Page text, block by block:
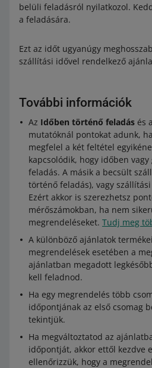
belüli feladásról nyilatkozol.
a feladására.
Ezt az időt ugyanúgy
szállítási idővel rendelkező
További információk
Az Időben történő feladás és a
mutatóknál pontokat adunk,
megfelel a két feltétel
kapcsolódik, hogy időben
feladás. A másik a becsült
történő feladás), vagy
Ezért akkor is szerezhetsz
mérőszámokban, ha nem
megrendeléseket. Tudj meg
A különböző ajánlatok
megrendelések esetében a
ajánlatban megadott
kell feladnod.
Ha egy megrendelés több
időpontjának az első csomag
tekintjük.
Ha megváltoztatod az
időpontját, akkor ettől kezdve
ellenőrizzük, hogy a